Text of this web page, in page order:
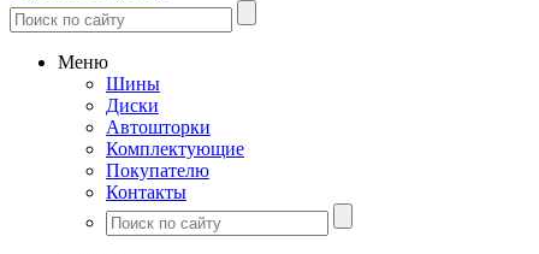
Меню
Шины
Диски
Автошторки
Комплектующие
Покупателю
Контакты